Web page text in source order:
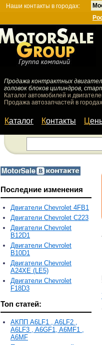
Наши контакты в городах:
Продажа контрактных
головок блоков цилиндров,
Каталог автомобилей и
Продажа автозапчастей в
Каталог Контакты
Последние изменения
Двигатели Chevrolet 4FB1
Двигатели Chevrolet C223
Двигатели Chevrolet
B12D1
Двигатели Chevrolet
B10D1
Двигатели Chevrolet
A24XE (LE5)
Двигатели Chevrolet
F18D3
Топ статей:
АКПП A6LF1 , A6LF2 ,
A6LF3 , A6GF1, A6MF1 ,
A6MF